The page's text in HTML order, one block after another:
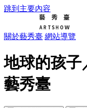
跳到主要內容
關於藝秀臺 網站導覽
地球的孩子
藝秀臺